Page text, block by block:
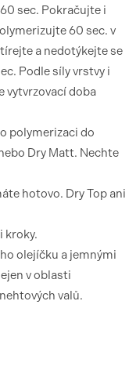
sec. Pokračujte i
60 sec. v
a nedotýkejte se
Podle síly vrstvy i
vytvrzovací doba
polymerizaci do
Dry Matt. Nechte
hotovo. Dry Top ani
kroky.
olejíčku a jemnými
v oblasti
valů.